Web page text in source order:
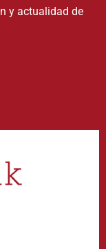
y actualidad de